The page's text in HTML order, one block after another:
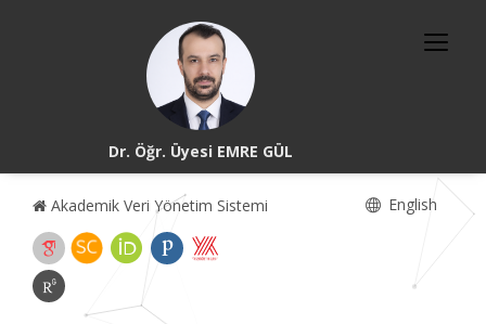
Dr. Öğr. Üyesi EMRE GÜL
Akademik Veri Yönetim Sistemi English